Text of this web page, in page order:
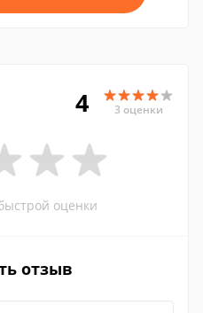
4 3 оценки
оценки
отзыв